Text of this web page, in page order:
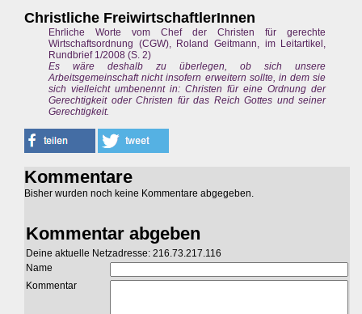
Christliche FreiwirtschaftlerInnen
Ehrliche Worte vom Chef der Christen für gerechte
Wirtschaftsordnung (CGW), Roland Geitmann, im Leitartikel,
Rundbrief 1/2008 (S. 2)
Es wäre deshalb zu überlegen, ob sich unsere
Arbeitsgemeinschaft nicht insofern erweitern sollte, in dem sie
sich vielleicht umbenennt in: Christen für eine Ordnung der
Gerechtigkeit oder Christen für das Reich Gottes und seiner
Gerechtigkeit.
Kommentare
Bisher wurden noch keine Kommentare abgegeben.
Kommentar abgeben
Deine aktuelle Netzadresse: 216.73.217.116
Name
Kommentar